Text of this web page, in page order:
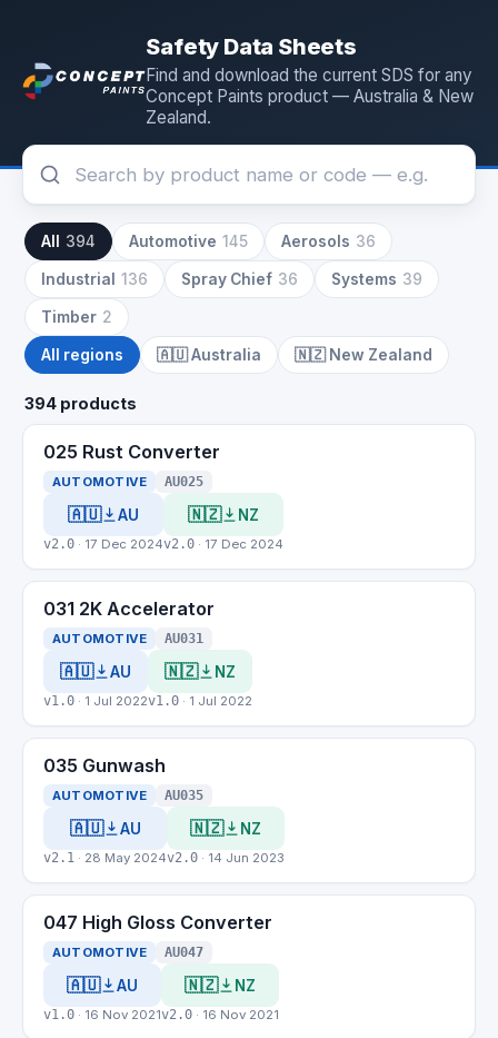
Safety Data Sheets
Find and download the current SDS for any
Concept Paints product — Australia & New
Zealand.
All 394 Automotive 145 Aerosols 36
Industrial 136 Spray Chief 36 Systems 39
Timber 2
All regions 🇦🇺Australia 🇳🇿 New Zealand
394 products
025 Rust Converter
AUTOMOTIVE AU025
🇦🇺 AU
v2.0 · 17 Dec 2024
🇳🇿 NZ
v2.0 · 17 Dec 2024
031 2K Accelerator
AUTOMOTIVE AU031
🇦🇺 AU
v1.0 · 1 Jul 2022
🇳🇿 NZ
v1.0 · 1 Jul 2022
035 Gunwash
AUTOMOTIVE AU035
🇦🇺 AU
v2.1 · 28 May 2024
🇳🇿 NZ
v2.0 · 14 Jun 2023
047 High Gloss Converter
AUTOMOTIVE AU047
🇦🇺 AU
v1.0 · 16 Nov 2021
🇳🇿 NZ
v2.0 · 16 Nov 2021